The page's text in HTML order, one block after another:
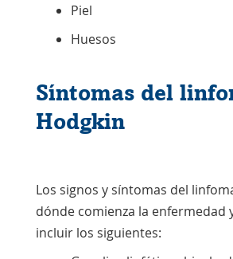
Piel
Huesos
Síntomas del
Hodgkin
Los signos y síntomas del
dónde comienza la enfermedad
incluir los siguientes: